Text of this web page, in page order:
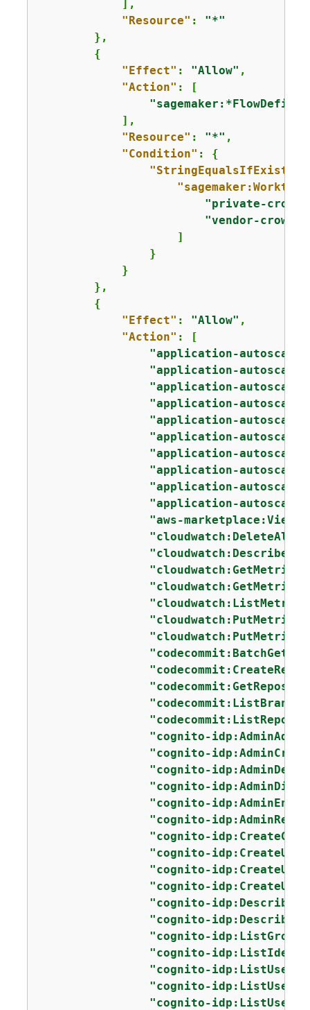
            ],
"Resource" : "*"
        },
{
"Effect" : "Allow" ,
"Action" : [
            ],
"Resource" : "*" ,
"Condition" : {
"StringEqualsIfExists"
"private-crowd"
"vendor-crowd"
                    ]
                }
            }
        },
{
"Effect" : "Allow" ,
"Action" : [
"application-
"application-
"application-
"application-
"application-
"application-
"application-
"application-
"application-
"application-
"aws-
"cognito-
"cognito-
"cognito-
"cognito-
"cognito-
"cognito-
"cognito-
"cognito-
"cognito-
"cognito-
"cognito-
"cognito-
"cognito-
"cognito-
"cognito-
"cognito-
"cognito-idp:ListUsers"